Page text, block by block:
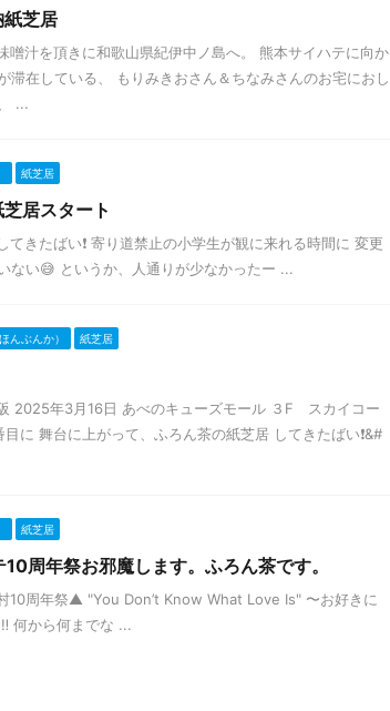
芝居
噌汁を頂きに和歌山県紀伊中ノ島へ。 熊本サイハテに向か
滞在している、 もりみきおさん＆ちなみさんのお宅におし
...
紙芝居
居スタート
きたばい❗️ 寄り道禁止の小学生が観に来れる時間に 変更
ない😅 というか、人通りが少なかったー ...
んぶんか） 紙芝居
2025年3月16日 あべのキューズモール ３F スカイコー
に 舞台に上がって、ふろん茶の紙芝居 してきたばい❗&#
紙芝居
周年祭お邪魔します。ふろん茶です。
周年祭▲ "You Don’t Know What Love Is" 〜お好きに
何から何までな ...